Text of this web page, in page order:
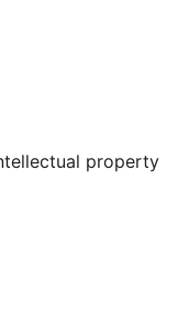
property